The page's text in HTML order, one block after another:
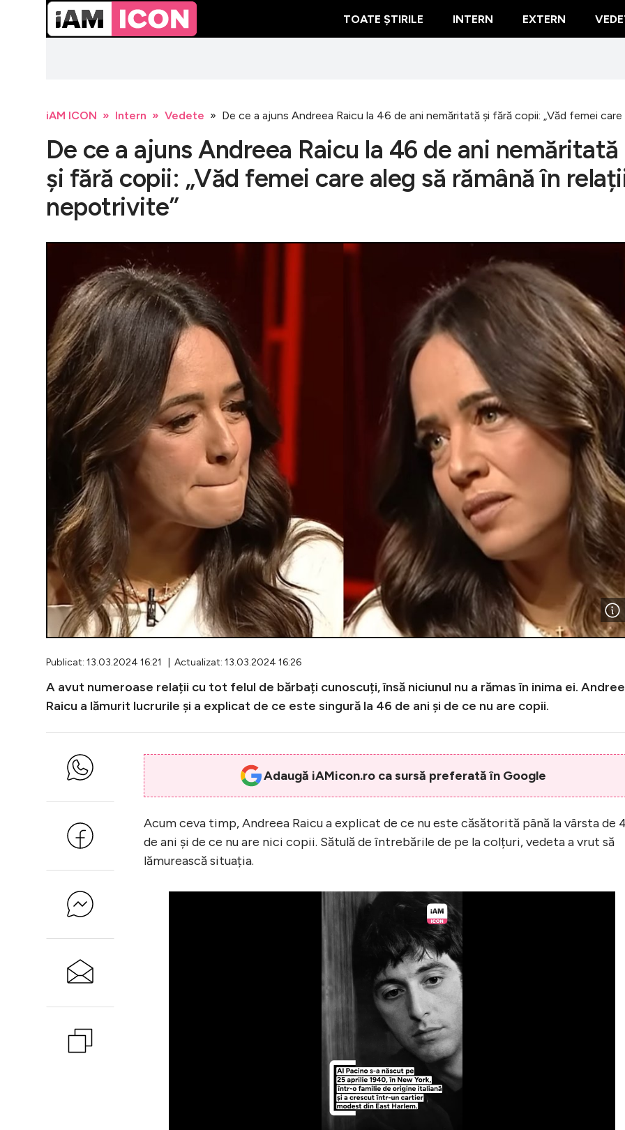
TOATE ȘTIRILE INTERN EXTERN
iAM ICON Intern Vedete De ce a ajuns Andreea Raicu la 46 de ani nemăritată și fără copii: „Văd femei care
De ce a ajuns Andreea Raicu la 46 de ani nemăritată
și fără copii: „Văd femei care aleg să rămână în
nepotrivite”
Publicat: 13.03.2024 16:21 | Actualizat: 13.03.2024 16:26
A avut numeroase relații cu tot felul de bărbați cunoscuți, însă niciunul nu a rămas în inima ei.
Raicu a lămurit lucrurile și a explicat de ce este singură la 46 de ani și de ce nu are copii.
Adaugă iAMicon.ro ca sursă preferată în Google
Acum ceva timp, Andreea Raicu a explicat de ce nu este căsătorită până la vârsta de
de ani și de ce nu are nici copii. Sătulă de întrebările de pe la colțuri, vedeta a vrut să
lămurească situația.